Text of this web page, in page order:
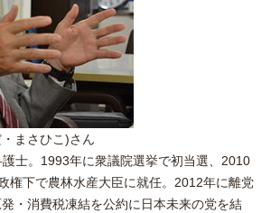
まさひこ)さん
士。1993年に衆議院選挙で初当選、2010
権下で農林水産大臣に就任。2012年に離党
・消費税凍結を公約に日本未来の党を結